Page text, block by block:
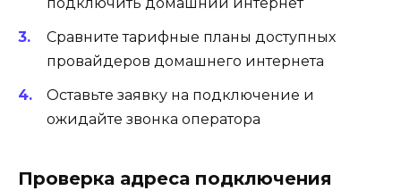
Сравните тарифные планы доступных
провайдеров домашнего интернета
Оставьте заявку на подключение и
ожидайте звонка оператора
Проверка адреса подключения